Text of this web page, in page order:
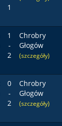
1
1
-
2
Chrobry
Głogów
(szczegóły)
0
-
2
Chrobry
Głogów
(szczegóły)